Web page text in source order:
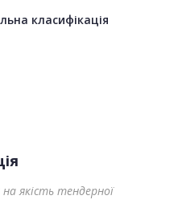
класифікація
якість тендерної